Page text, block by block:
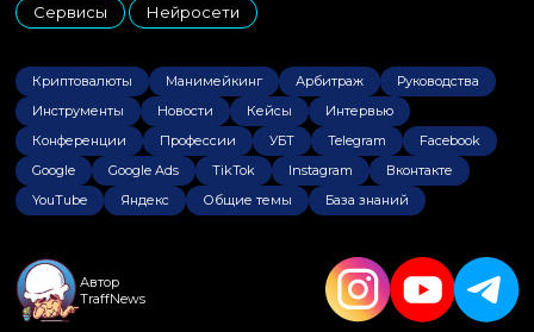
Сервисы
,
Нейросети
Криптовалюты Манимейкинг Арбитраж
Руководства
Инструменты
Новости Кейсы
Интервью
Конференции
Профессии УБТ Telegram
Facebook
Google
Google Ads TikTok Instagram
Вконтакте
YouTube
Яндекс Общие темы База знаний
Автор
TraffNews